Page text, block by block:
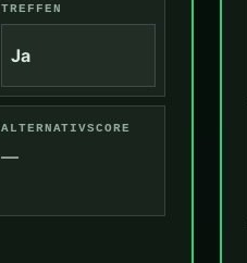
TREFFEN
Ja
ALTERNATIVSCORE
—